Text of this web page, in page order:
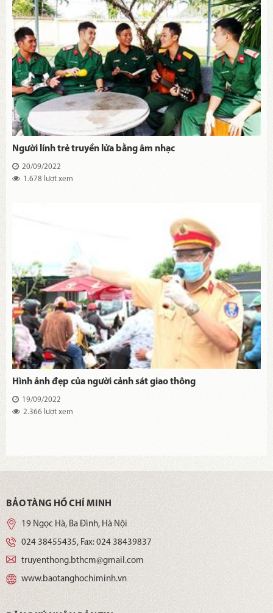
Người lính trẻ truyền lửa bằng âm nhạc
20/09/2022
1.678 lượt xem
Hình ảnh đẹp của người cảnh sát giao thông
19/09/2022
2.366 lượt xem
BẢO TÀNG HỒ CHÍ MINH
19 Ngọc Hà, Ba Đình, Hà Nội
024 38455435, Fax: 024 38439837
truyenthong.bthcm@gmail.com
www.baotanghochiminh.vn